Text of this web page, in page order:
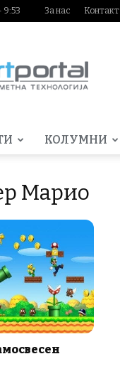
9:53 За нас Контакт
КОЛУМНИ
Марио